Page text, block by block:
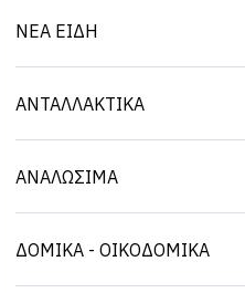
ΝΕΑ ΕΙΔΗ
ΑΝΤΑΛΛΑΚΤΙΚΑ
ΑΝΑΛΩΣΙΜΑ
ΔΟΜΙΚΑ - ΟΙΚΟΔΟΜΙΚΑ